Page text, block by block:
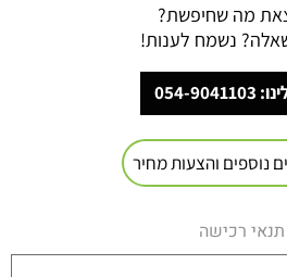
מה שחיפשת?
נשמח לענות!
נוספים והצעות מחיר
תנאי רכישה